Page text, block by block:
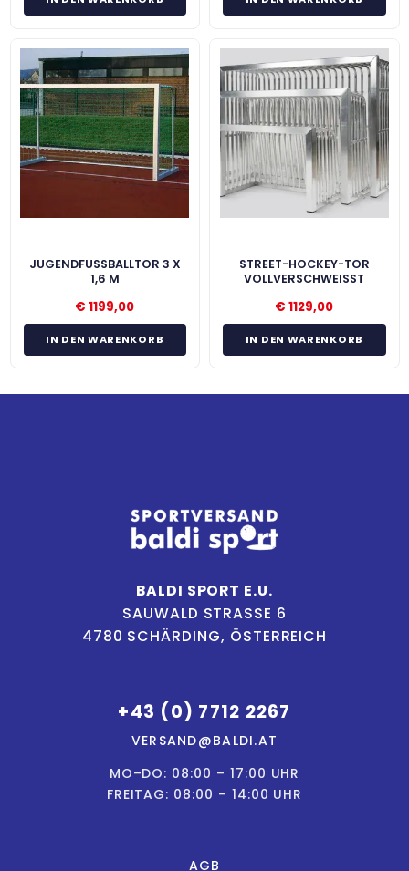
JUGENDFUSSBALLTOR 3 X 1
,6 M
€ 1199,00
IN DEN WARENKORB
STREET-HOCKEY-TOR
VOLLVERSCHWEISST
€ 1129,00
IN DEN WARENKORB
BALDI SPORT E.U.
SAUWALD STRASSE 6
4780 SCHÄRDING, ÖSTERREICH
+43 (0) 7712 2267
VERSAND@BALDI.AT
MO–DO: 08:00 – 17:00 UHR
FREITAG: 08:00 – 14:00 UHR
AGB